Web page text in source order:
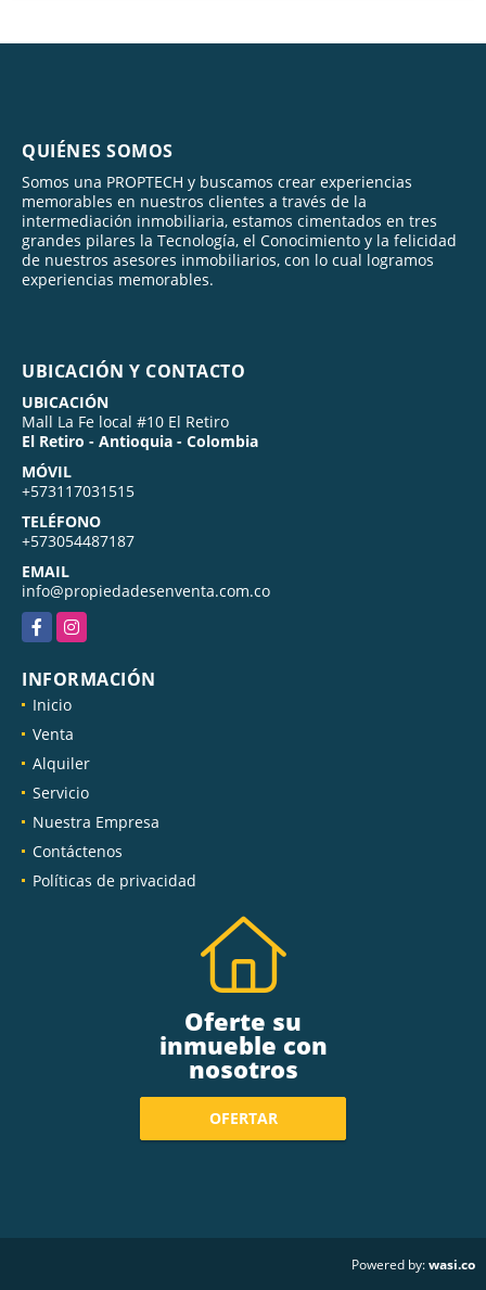
QUIÉNES SOMOS
Somos una PROPTECH y buscamos crear experiencias
memorables en nuestros clientes a través de la
intermediación inmobiliaria, estamos cimentados en tres
grandes pilares la Tecnología, el Conocimiento y la felicidad
de nuestros asesores inmobiliarios, con lo cual logramos
experiencias memorables.
UBICACIÓN Y CONTACTO
UBICACIÓN
Mall La Fe local #10 El Retiro
El Retiro - Antioquia - Colombia
MÓVIL
+573117031515
TELÉFONO
+573054487187
EMAIL
info@propiedadesenventa.com.co
FacebookInstagram
INFORMACIÓN
Inicio
Venta
Alquiler
Servicio
Nuestra Empresa
Contáctenos
Políticas de privacidad
Oferte su
inmueble con
nosotros
OFERTAR
Powered by:wasi.co